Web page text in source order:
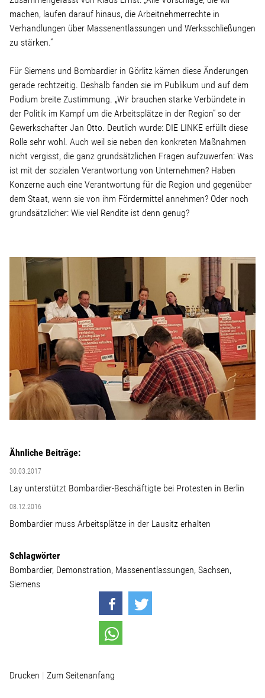
machen, laufen darauf hinaus, die Arbeitnehmerrechte in
Verhandlungen über Massenentlassungen und Werksschließungen
zu stärken.“
Für Siemens und Bombardier in Görlitz kämen diese Änderungen
gerade rechtzeitig. Deshalb fanden sie im Publikum und auf dem
Podium breite Zustimmung. „Wir brauchen starke Verbündete in
der Politik im Kampf um die Arbeitsplätze in der Region“ so der
Gewerkschafter Jan Otto. Deutlich wurde: DIE LINKE erfüllt diese
Rolle sehr wohl. Auch weil sie neben den konkreten Maßnahmen
nicht vergisst, die ganz grundsätzlichen Fragen aufzuwerfen: Was
ist mit der sozialen Verantwortung von Unternehmen? Haben
Konzerne auch eine Verantwortung für die Region und gegenüber
dem Staat, wenn sie von ihm Fördermittel annehmen? Oder noch
grundsätzlicher: Wie viel Rendite ist denn genug?
Ähnliche Beiträge:
30.03.2017
Lay unterstützt Bombardier-Beschäftigte bei Protesten in Berlin
08.12.2016
Bombardier muss Arbeitsplätze in der Lausitz erhalten
Schlagwörter
Bombardier Demonstration Massenentlassungen Sachsen
Siemens
Drucken Zum Seitenanfang